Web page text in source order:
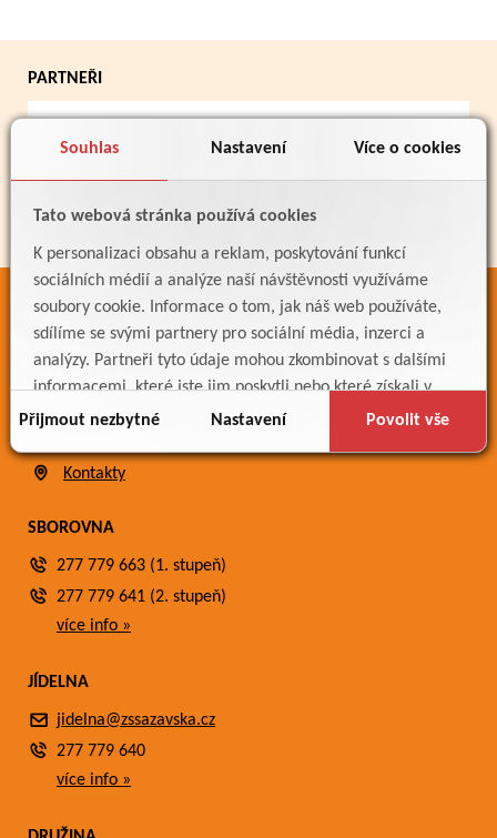
Souhlas Nastavení Více o cookies
Tato webová stránka používá cookies
K personalizaci obsahu a reklam, poskytování funkcí
sociálních médií a analýze naší návštěvnosti využíváme
soubory cookie. Informace o tom, jak náš web používáte,
sdílíme se svými partnery pro sociální média, inzerci a
analýzy. Partneři tyto údaje mohou zkombinovat s dalšími
informacemi, které jste jim poskytli nebo které získali v
důsledku toho, že používáte jejich služby.
Přijmout nezbytné Nastavení Povolit vše
PARTNEŘI
ODKAZY
Bakaláři
Jídelníček
Meteostanice
Kontakty
SBOROVNA
277 779 663 (1. stupeň)
277 779 641 (2. stupeň)
více info »
JÍDELNA
jidelna@zssazavska.cz
277 779 640
více info »